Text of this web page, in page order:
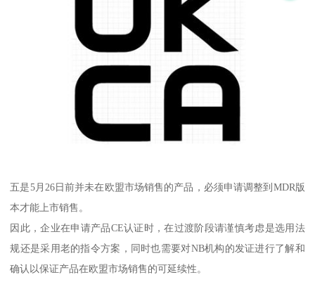
五是5月26日前并未在欧盟市场销售的产品，必须申请调整到MDR版
本才能上市销售。
因此，企业在申请产品CE认证时，在过渡阶段请谨慎考虑是选用法
规还是采用老的指令方案，同时也需要对NB机构的发证进行了解和
确认以保证产品在欧盟市场销售的可延续性。